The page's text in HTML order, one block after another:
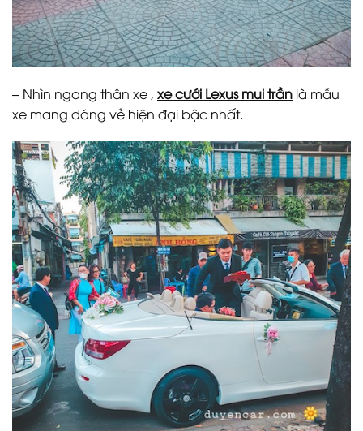
– Nhìn ngang thân xe , xe cưới Lexus mui trần là mẫu
xe mang dáng vẻ hiện đại bậc nhất.